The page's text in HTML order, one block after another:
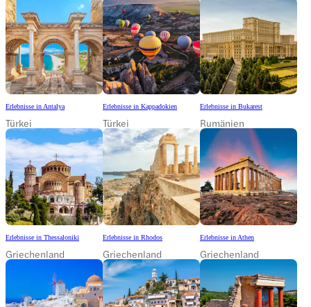
Erlebnisse in Antalya
Türkei
Erlebnisse in Kappadokien
Türkei
Erlebnisse in Bukarest
Rumänien
Erlebnisse in Thessaloniki
Griechenland
Erlebnisse in Rhodos
Griechenland
Erlebnisse in Athen
Griechenland